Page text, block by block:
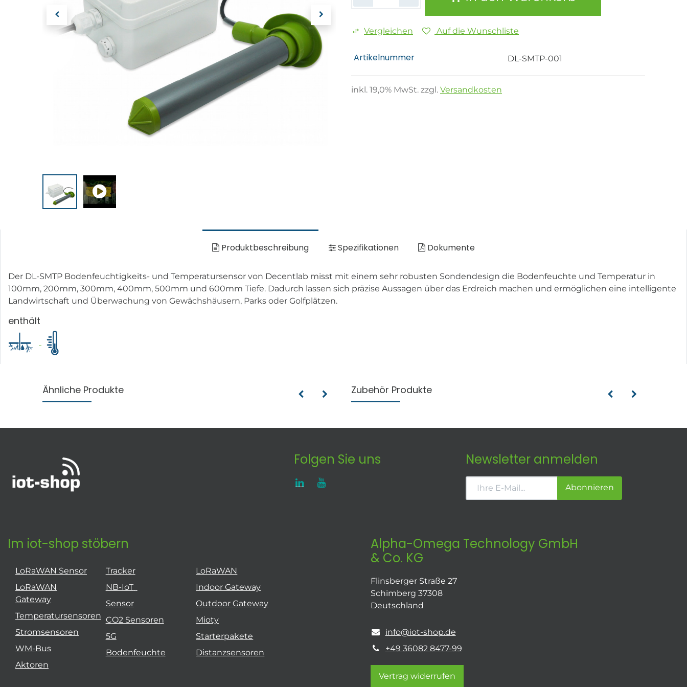
Vergleichen Auf die Wunschliste
Artikelnummer DL-SMTP-001
inkl. 19,0% MwSt. zzgl. Versandkosten
Produktbeschreibung Spezifikationen Dokumente
Der DL-SMTP Bodenfeuchtigkeits- und Temperatursensor von Decentlab misst mit einem sehr robusten Sondendesign die Bodenfeuchte und Temperatur in
100mm, 200mm, 300mm, 400mm, 500mm und 600mm Tiefe. Dadurch lassen sich präzise Aussagen über das Erdreich machen und ermöglichen eine intelligente
Landwirtschaft und Überwachung von Gewächshäusern, Parks oder Golfplätzen.
enthält
Ähnliche Produkte Zubehör Produkte
Folgen Sie uns Newsletter anmelden
Abonnieren
Im iot-shop stöbern
LoRaWAN Sensor
LoRaWAN
Gateway
Temperatursensoren
Stromsensoren
WM-Bus
Aktoren
Tracker
NB-IoT
Sensor
CO2 Sensoren
5G
Bodenfeuchte
LoRaWAN
Indoor Gateway
Outdoor Gateway
Mioty
Starterpakete
Distanzsensoren
Alpha-Omega Technology GmbH
& Co. KG
Flinsberger Straße 27
Schimberg 37308
Deutschland
info@iot-shop.de
+49 36082 8477-99
Vertrag widerrufen